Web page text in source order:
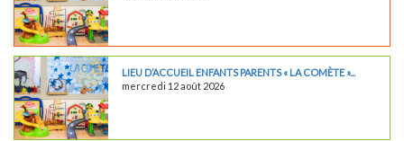
LIEU D’ACCUEIL ENFANTS PARENTS « LA COMÈTE »...
mercredi 12 août 2026